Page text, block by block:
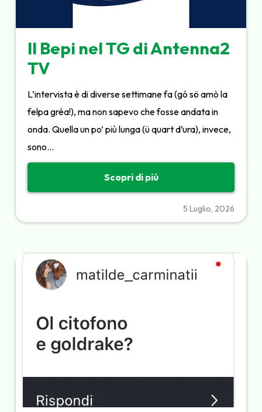
Il Bepi nel TG di Antenna2
TV
L’intervista è di diverse settimane fa (gó sö amò la
felpa gréa!), ma non sapevo che fosse andata in
onda. Quella un po’ più lunga (ü quart d’ura), invece,
sono…
Scopri di più
5 Luglio, 2026